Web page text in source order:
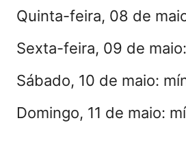
Quinta-feira, 08 de
Sexta-feira, 09 de maio:
Sábado, 10 de maio:
Domingo, 11 de maio: